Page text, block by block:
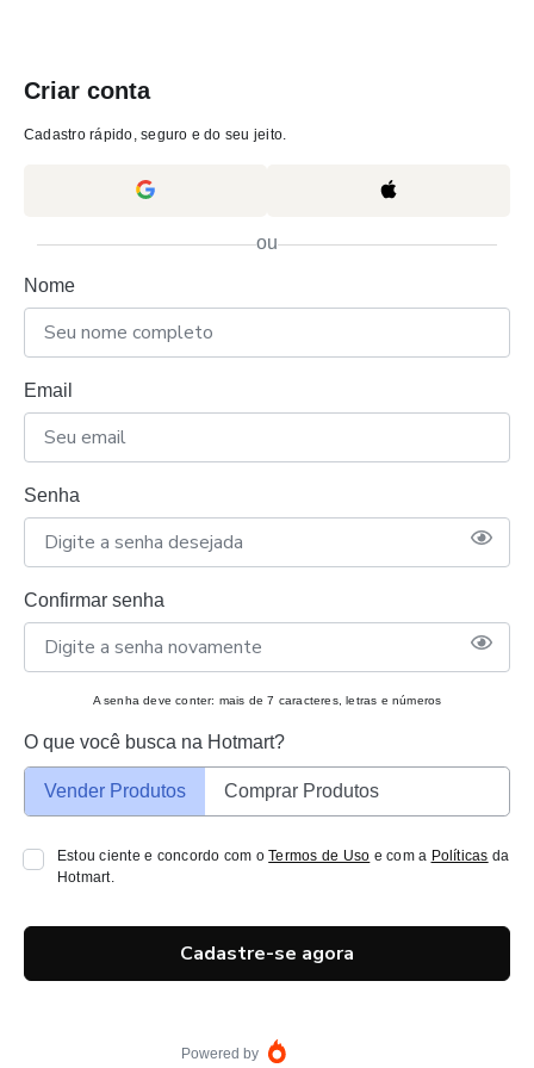
Criar conta
Cadastro rápido, seguro e do seu jeito.
ou
Nome
Email
Senha
Confirmar senha
A senha deve conter: mais de 7 caracteres, letras e números
O que você busca na Hotmart?
Vender Produtos Comprar Produtos
Estou ciente e concordo com oTermos de Uso e com a Políticas da
Hotmart.
Cadastre-se agora
Powered by